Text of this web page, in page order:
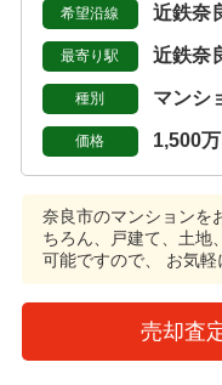
希望沿線 近鉄奈
最寄り駅 近鉄奈
種別 マンシ
価格 1,500万
奈良市のマンションを
ちろん、戸建て、土地
可能ですので、 お気軽
売却査